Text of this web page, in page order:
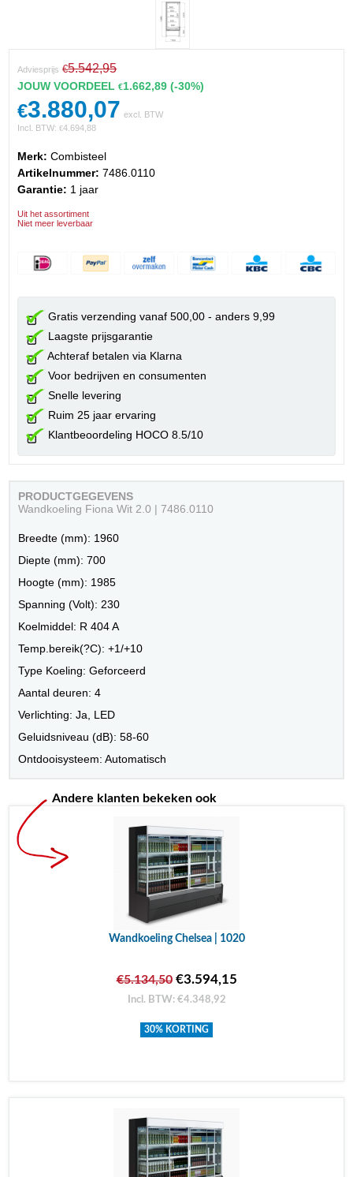
Adviesprijs €5.542,95
JOUW VOORDEEL€1.662,89 (-30%)
€3.880,07 excl. BTW
Incl. BTW:€4.694,88
Merk: Combisteel
Artikelnummer: 7486.0110
Garantie: 1 jaar
Uit het assortiment
Niet meer leverbaar
Gratis verzending vanaf 500,00 - anders 9,99
Laagste prijsgarantie
Achteraf betalen via Klarna
Voor bedrijven en consumenten
Snelle levering
Ruim 25 jaar ervaring
Klantbeoordeling HOCO 8.5/10
PRODUCTGEGEVENS
Wandkoeling Fiona Wit 2.0 | 7486.0110
Breedte (mm): 1960
Diepte (mm): 700
Hoogte (mm): 1985
Spanning (Volt): 230
Koelmiddel: R 404 A
Temp.bereik(?C): +1/+10
Type Koeling: Geforceerd
Aantal deuren: 4
Verlichting: Ja, LED
Geluidsniveau (dB): 58-60
Ontdooisysteem: Automatisch
Andere klanten bekeken ook
Wandkoeling Chelsea | 1020
€5.134,50€3.594,15
Incl. BTW: €4.348,92
30% KORTING